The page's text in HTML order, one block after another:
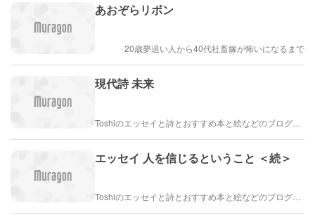
あおぞらリボン
20歳夢追い人から40代社畜嫁が怖いになるまで
現代詩 未来
エッセイ 人を信じるということ ＜続＞